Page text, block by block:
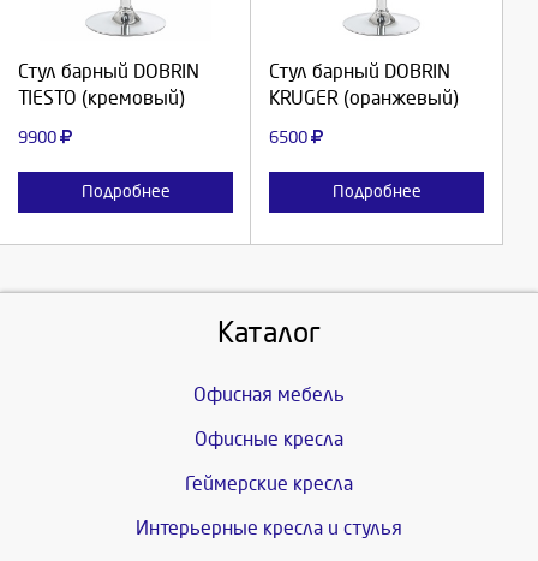
Стул барный DOBRIN
TIESTO (кремовый)
9900
Подробнее
Отмена
Стул барный DOBRIN
KRUGER (оранжевый)
6500
Подробнее
Отмена
Каталог
Офисная мебель
Офисные кресла
Геймерские кресла
Интерьерные кресла и стулья